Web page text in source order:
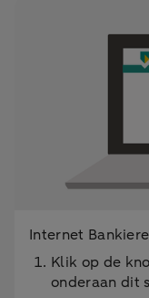
Internet
Klik op de
onderaan dit